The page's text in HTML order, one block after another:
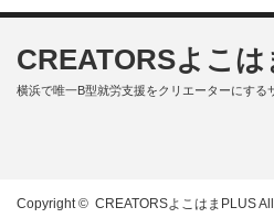
CREATORSよこ
横浜で唯一B型就労支援をクリエーターにする
Copyright © CREATORSよこはまPLUS